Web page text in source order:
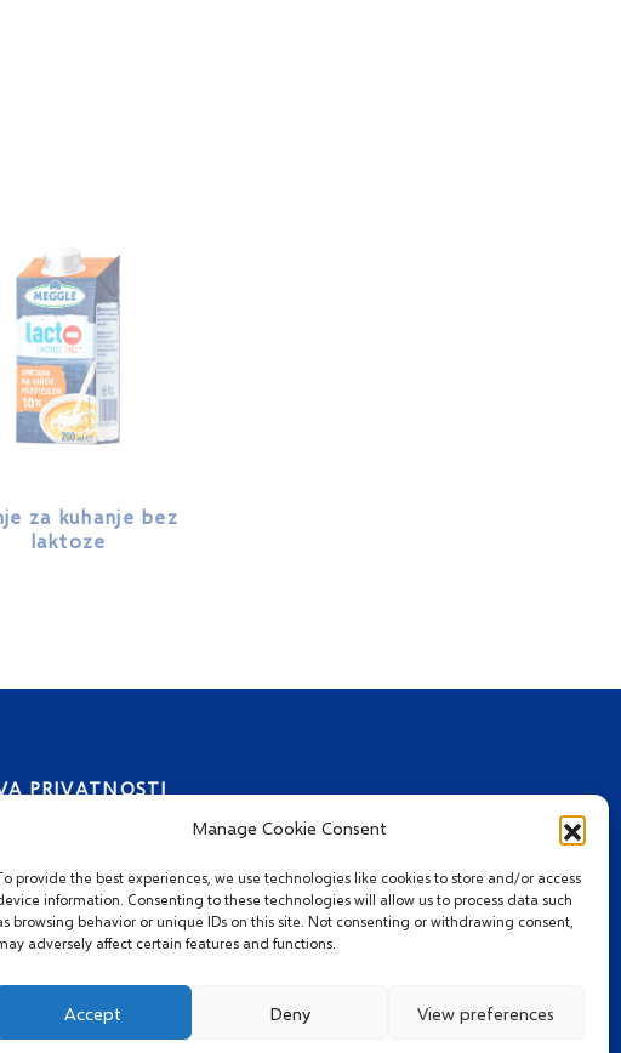
Manage Cookie Consent
provide the best experiences, we use technologies like cookies to store and/or access
information. Consenting to these technologies will allow us to process data such
browsing behavior or unique IDs on this site. Not consenting or withdrawing consent,
adversely affect certain features and functions.
Accept Deny View preferences
za kuhanje bez
laktoze
PRIVATNOSTI